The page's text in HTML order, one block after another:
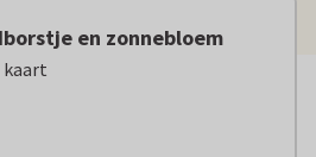
en zonnebloem
kaart